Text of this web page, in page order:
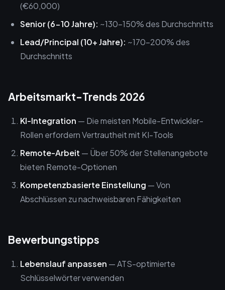
(€60,000)
Senior (6-10 Jahre): ~130-150% des Durchschnitts
Lead/Principal (10+ Jahre): ~170-200% des
Durchschnitts
Arbeitsmarkt-Trends 2026
KI-Integration — Die meisten Mobile-Entwickler-
Rollen erfordern Vertrautheit mit KI-Tools
Remote-Arbeit — Über 50% der Stellenangebote
bieten Remote-Optionen
Kompetenzbasierte Einstellung — Von
Abschlüssen zu nachweisbaren Fähigkeiten
Bewerbungstipps
Lebenslauf anpassen — ATS-optimierte
Schlüsselwörter verwenden